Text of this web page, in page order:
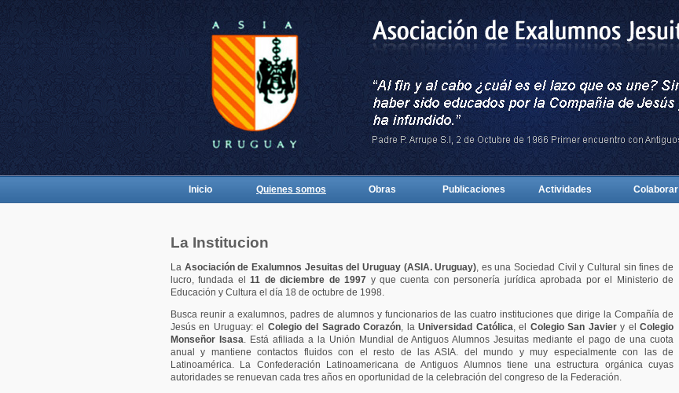
Inicio Quienes somos Obras Publicaciones Actividades Colaborar
La Institucion
La Asociación de Exalumnos Jesuitas del Uruguay (ASIA. Uruguay), es una Sociedad Civil y Cultural sin fines de
lucro, fundada el11 de diciembre de 1997 y que cuenta con personería jurídica aprobada por el Ministerio de
Educación y Cultura el día 18 de octubre de 1998.
Busca reunir a exalumnos, padres de alumnos y funcionarios de las cuatro instituciones que dirige la Compañía de
Jesús en Uruguay: el Colegio del Sagrado Corazón, laUniversidad Católica, el Colegio San Javiery elColegio
Monseñor Isasa. Está afiliada a la Unión Mundial de Antiguos Alumnos Jesuitas mediante el pago de una cuota
anual y mantiene contactos fluidos con el resto de las ASIA. del mundo y muy especialmente con las de
Latinoamérica. La Confederación Latinoamericana de Antiguos Alumnos tiene una estructura orgánica cuyas
autoridades se renuevan cada tres años en oportunidad de la celebración del congreso de la Federación.